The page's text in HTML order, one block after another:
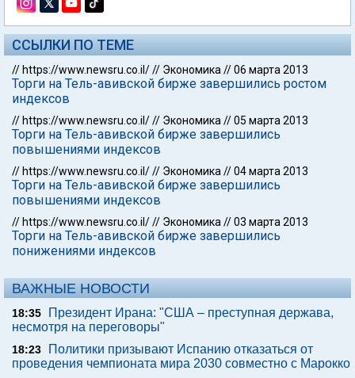
ССЫЛКИ ПО ТЕМЕ
// https://www.newsru.co.il/// Экономика //06 марта 2013
Торги на Тель-авивской бирже завершились ростом
индексов
// https://www.newsru.co.il/// Экономика //05 марта 2013
Торги на Тель-авивской бирже завершились
повышениями индексов
// https://www.newsru.co.il/// Экономика //04 марта 2013
Торги на Тель-авивской бирже завершились
повышениями индексов
// https://www.newsru.co.il/// Экономика //03 марта 2013
Торги на Тель-авивской бирже завершились
понижениями индексов
ВАЖНЫЕ НОВОСТИ
18:35
Президент Ирана: "США – преступная держава,
несмотря на переговоры"
18:23
Политики призывают Испанию отказаться от
проведения чемпионата мира 2030 совместно с Марокко